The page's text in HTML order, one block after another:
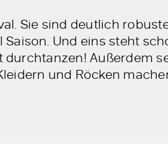
Sie sind deutlich
Und eins steht
durchtanzen! Außerdem
und Röcken